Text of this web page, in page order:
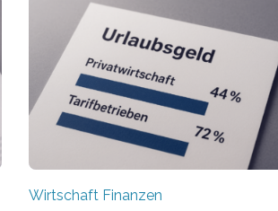
Wirtschaft Finanzen